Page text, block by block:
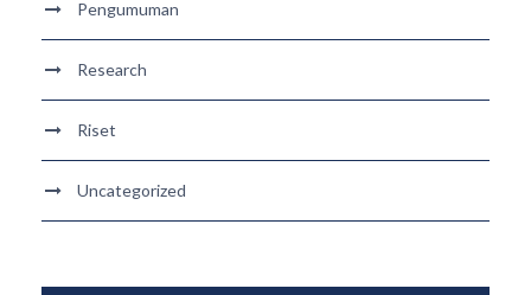
Pengumuman
Research
Riset
Uncategorized